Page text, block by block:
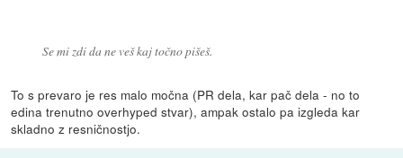
Se mi zdi da ne veš kaj točno pišeš.
To s prevaro je res malo močna (PR dela, kar pač dela - no to
edina trenutno overhyped stvar), ampak ostalo pa izgleda kar
skladno z resničnostjo.